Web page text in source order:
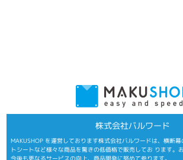
株式会社バルワード
MAKUSHOP を運営しております株式会社バルワードは、横断
トシートなど様々な商品を驚きの低価格で販売してお ります。